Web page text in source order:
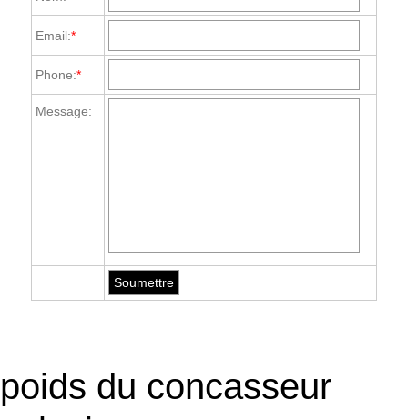
Email:*
Phone:*
Message:
poids du concasseur